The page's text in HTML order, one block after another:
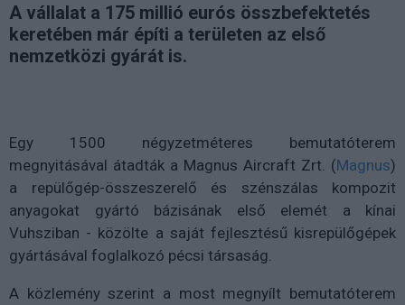
A vállalat a 175 millió eurós összbefektetés
keretében már építi a területen az első
nemzetközi gyárát is.
Egy 1500 négyzetméteres bemutatóterem
megnyitásával átadták a Magnus Aircraft Zrt. (Magnus)
a repülőgép-összeszerelő és szénszálas kompozit
anyagokat gyártó bázisának első elemét a kínai
Vuhsziban - közölte a saját fejlesztésű kisrepülőgépek
gyártásával foglalkozó pécsi társaság.
A közlemény szerint a most megnyílt bemutatóterem